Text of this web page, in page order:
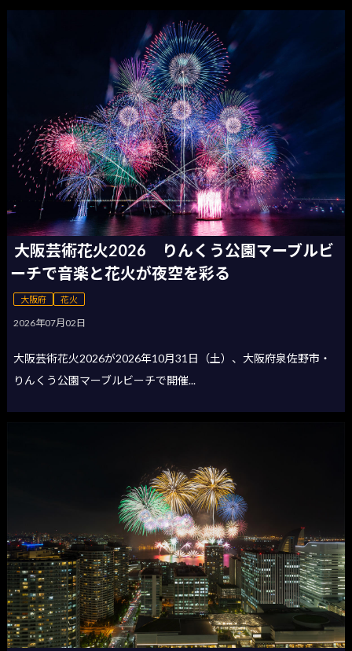
大阪芸術花火2026 りんくう公園マーブルビ
ーチで音楽と花火が夜空を彩る
大阪府 花火
2026年07月02日
大阪芸術花火2026が2026年10月31日（土）、大阪府泉佐野市・
りんくう公園マーブルビーチで開催...